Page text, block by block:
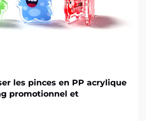
les pinces en PP acrylique
promotionnel et